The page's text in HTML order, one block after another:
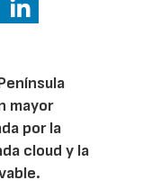
mayor
por la
cloud y la